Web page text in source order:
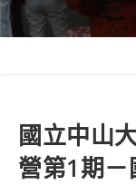
國立中山
營第1期－